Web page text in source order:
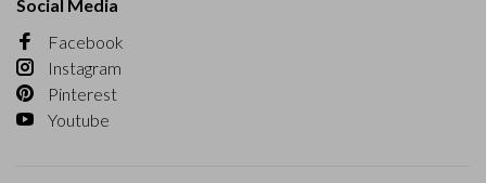
Social Media
Facebook
Instagram
Pinterest
Youtube